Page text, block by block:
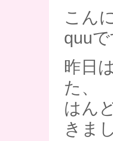
こん
quuで
昨日
た、
はん
きま